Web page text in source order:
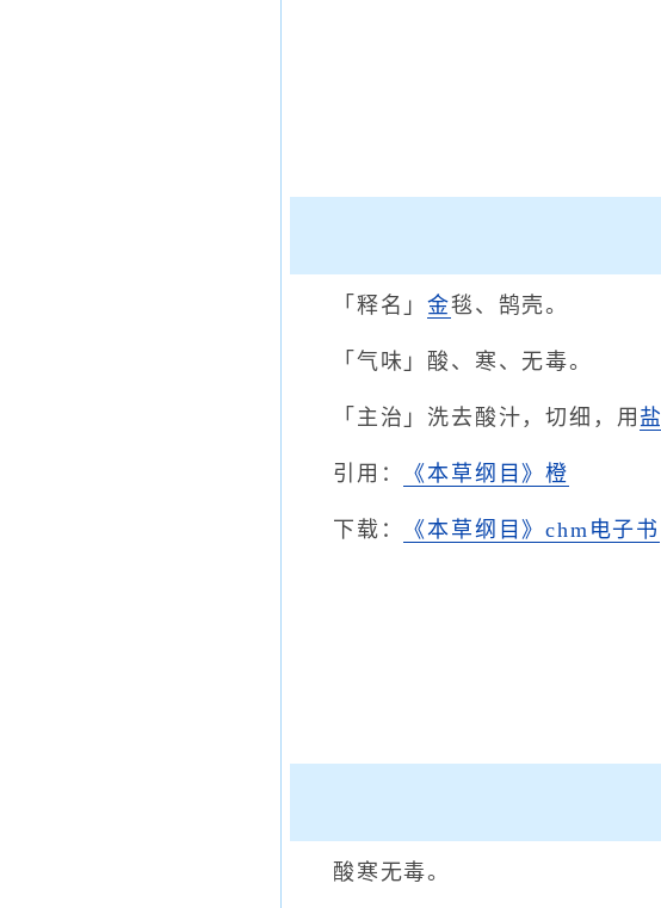
「释名」金毯、鹄壳。
「气味」酸、寒、无毒。
「主治」洗去酸汁，切细，用 盐
引用： 《本草纲目》橙
下载： 《本草纲目》chm电子书
酸寒无毒。